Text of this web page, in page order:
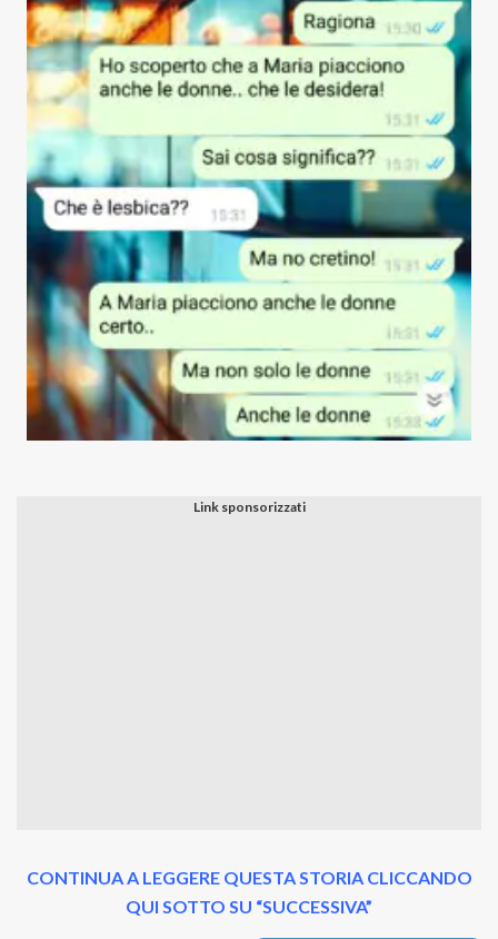
CONTINUA A LEGGERE QUESTA STORIA CLICCANDO
QUI SOTTO SU “SUCCESSIVA”